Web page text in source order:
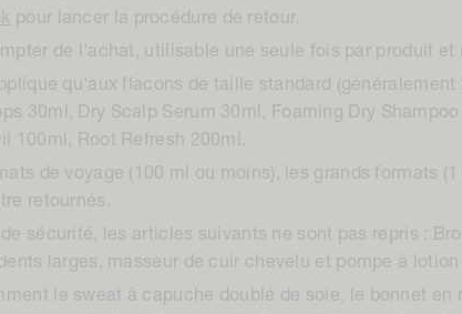
pour lancer la procédure de retour.
de l'achat, utilisable une seule fois par produit et
qu'aux flacons de taille standard
30ml, Dry Scalp Serum 30ml, Foaming Dry
100ml, Root Refresh 200ml.
de voyage (100 ml ou moins), les grands formats
retournés.
sécurité, les articles suivants ne sont pas repris :
larges, masseur de cuir chevelu et pompe à
le sweat à capuche doublé de soie, le bonnet en